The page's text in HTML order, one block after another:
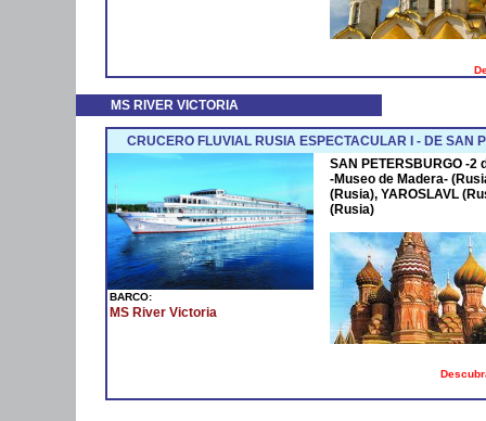
MS RIVER VICTORIA
CRUCERO FLUVIAL RUSIA ESPECTACULAR I - DE SAN
BARCO:
MS River Victoria
SAN PETERSBURGO -2
-Museo de Madera-
(Rusia), YAROSLAVL
(Rusia)